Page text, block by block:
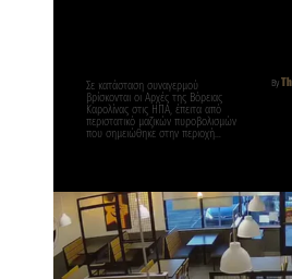
By
Σε κατάσταση συναγερμού
βρίσκονται οι Αρχές της Βόρειας
Καρολίνας στις ΗΠΑ, έπειτα από
περιστατικό μαζικών πυροβολισμών
που σημειώθηκε στην περιοχή…